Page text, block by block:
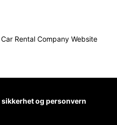
Rental Company Website
og personvern